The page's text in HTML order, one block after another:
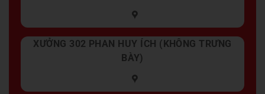
XƯỞNG 302 PHAN HUY ÍCH (KHÔNG TRƯNG
BÀY)